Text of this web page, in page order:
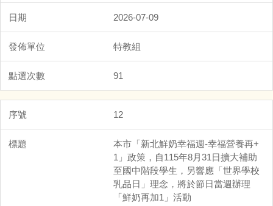
2026-07-09
特教組
91
12
本市「新北鮮奶幸福週-幸福營養再+
1」政策，自115年8月31日擴大補助
至國中階段學生，另響應「世界學校
乳品日」理念，將於節日當週辦理
「鮮奶再加1」活動